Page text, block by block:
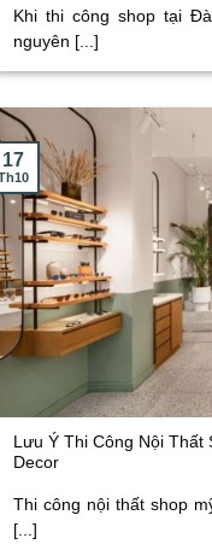
Khi thi công shop tại
nguyên [...]
Lưu Ý Thi Công Nội
Decor
Thi công nội thất shop
[...]
17